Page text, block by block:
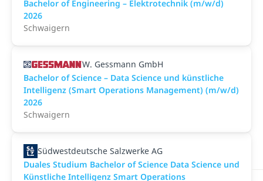
Bachelor of Engineering – Elektrotechnik (m/w/d)
2026
Schwaigern
W. Gessmann GmbH
Bachelor of Science – Data Science und künstliche
Intelligenz (Smart Operations Management) (m/w/d)
2026
Schwaigern
Südwestdeutsche Salzwerke AG
Duales Studium Bachelor of Science Data Science und
Künstliche Intelligenz Smart Operations